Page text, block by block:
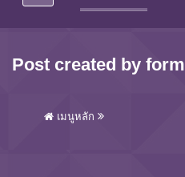
Post created by form
เมนูหลัก